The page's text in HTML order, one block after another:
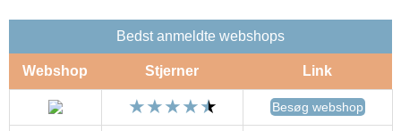
Bedst anmeldte webshops
Webshop Stjerner Link
Besøg webshop